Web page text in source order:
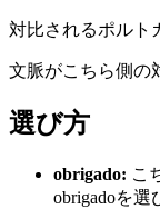
対比されるポルト
文脈がこちら側の
選び方
obrigado: こ
obrigadoを選